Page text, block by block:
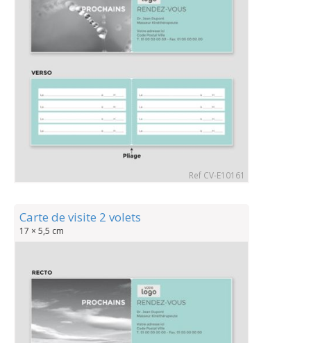
Ref CV-E10161
Carte de visite 2 volets
17 × 5,5 cm